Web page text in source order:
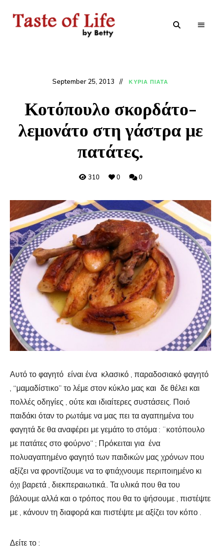
September 25, 2013 ΚΥΡΙΑ ΠΙΑΤΑ
Κοτόπουλο σκορδάτο-
λεμονάτο στη γάστρα με
πατάτες.
310 0 0
Αυτό το φαγητό είναι ένα κλασικό , παραδοσιακό φαγητό
, “μαμαδίστικο” το λέμε στον κύκλο μας και δε θέλει και
πολλές οδηγίες , ούτε και ιδιαίτερες συστάσεις. Ποιό
παιδάκι όταν το ρωτάμε να μας πει τα αγαπημένα του
φαγητά δε θα αναφέρει με γεμάτο το στόμα : ¨κοτόπουλο
με πατάτες στο φούρνο” ; Πρόκειται για ένα
πολυαγαπημένο φαγητό των παιδικών μας χρόνων που
αξίζει να φροντίζουμε να το φτιάχνουμε περιποιημένο κι
όχι βαρετά , διεκπεραιωτικά.. Τα υλικά που θα του
βάλουμε αλλά και ο τρόπος που θα το ψήσουμε , πιστέψτε
με , κάνουν τη διαφορά και πιστέψτε με αξίζει τον κόπο .
Δείτε το :